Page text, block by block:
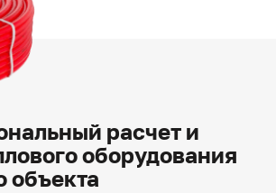
расчет и
оборудования
объекта